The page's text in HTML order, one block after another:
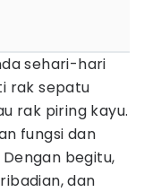
sehari-hari
rak sepatu
rak piring kayu.
fungsi dan
begitu,
dan